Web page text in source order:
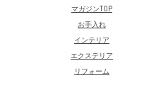
マガジンTOP
お手入れ
インテリア
エクステリア
リフォーム